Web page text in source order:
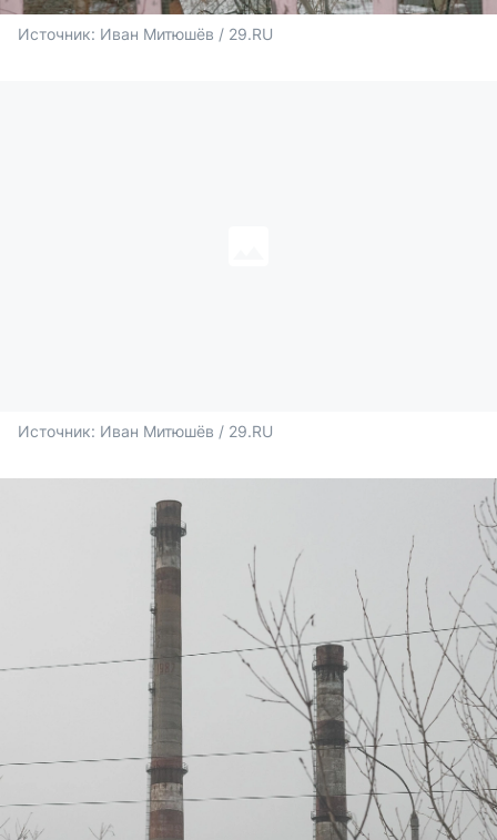
Источник: Иван Митюшёв / 29.RU
Источник: Иван Митюшёв / 29.RU